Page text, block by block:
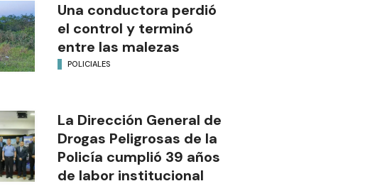
Una conductora perdió
el control y terminó
entre las malezas
POLICIALES
La Dirección General de
Drogas Peligrosas de la
Policía cumplió 39 años
de labor institucional